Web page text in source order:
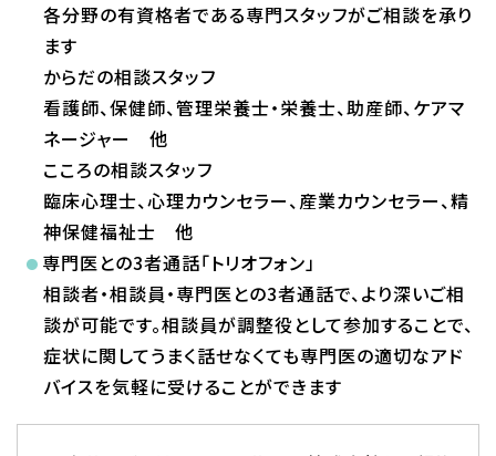
各分野の有資格者である専門スタッフがご相談を承り
ます
からだの相談スタッフ
看護師、保健師、管理栄養士・栄養士、助産師、ケアマ
ネージャー 他
こころの相談スタッフ
臨床心理士、心理カウンセラー、産業カウンセラー、精
神保健福祉士 他
専門医との3者通話「トリオフォン」
相談者・相談員・専門医との3者通話で、より深いご相
談が可能です。相談員が調整役として参加することで、
症状に関してうまく話せなくても専門医の適切なアド
バイスを気軽に受けることができます